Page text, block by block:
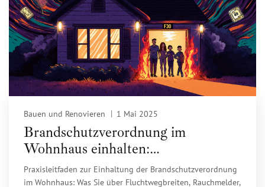
Bauen und Renovieren 1 Mai 2025
Brandschutzverordnung im
Wohnhaus einhalten:
Praxisleitfaden für 2025
Praxisleitfaden zur Einhaltung der Brandschutzverordnung
im Wohnhaus: Was Sie über Fluchtwegbreiten, Rauchmelder,